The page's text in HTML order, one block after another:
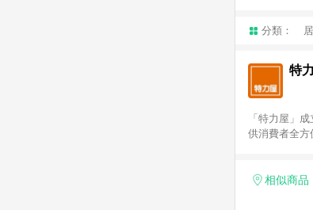
分類：
特
「特力屋」
供消費者全方
升服務質感
相似商品